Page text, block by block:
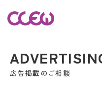
広告掲載のご相談